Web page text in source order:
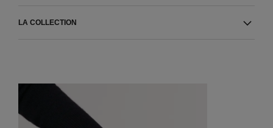
LA COLLECTION